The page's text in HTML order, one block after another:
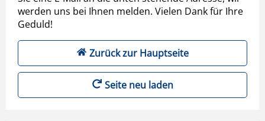
werden uns bei Ihnen melden. Vielen Dank für Ihre
Geduld!
Zurück zur Hauptseite
Seite neu laden